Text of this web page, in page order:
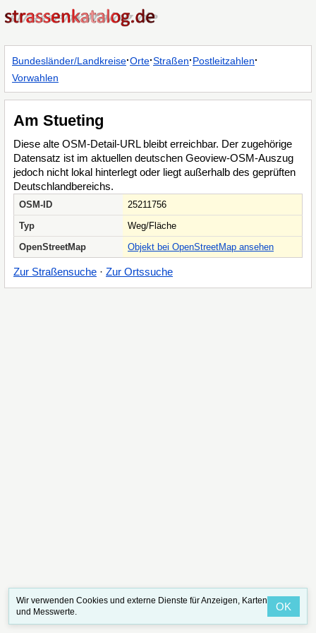
Bundesländer/Landkreise·Orte·Straßen·Postleitzahlen·
Vorwahlen
Am Stueting
Diese alte OSM-Detail-URL bleibt erreichbar. Der zugehörige
Datensatz ist im aktuellen deutschen Geoview-OSM-Auszug
jedoch nicht lokal hinterlegt oder liegt außerhalb des geprüften
Deutschlandbereichs.
OSM-ID
25211756
Typ
Weg/Fläche
OpenStreetMap
Objekt bei OpenStreetMap ansehen
Zur Straßensuche · Zur Ortssuche
Wir verwenden Cookies und externe Dienste für Anzeigen, Karten
und Messwerte.
OK